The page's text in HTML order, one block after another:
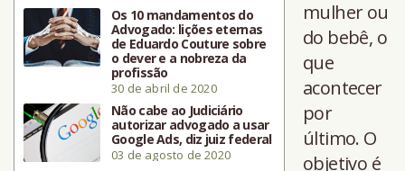
Os 10 mandamentos do
Advogado: lições eternas
de Eduardo Couture sobre
o dever e a nobreza da
profissão
30 de abril de 2020
Não cabe ao Judiciário
autorizar advogado a usar
Google Ads, diz juiz federal
03 de agosto de 2020
mulher ou
do bebê, o
que
acontecer
por
último. O
objetivo é